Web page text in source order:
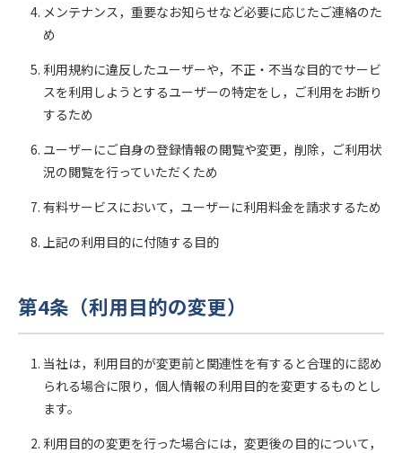
メンテナンス，重要なお知らせなど必要に応じたご連絡のた
め
利用規約に違反したユーザーや，不正・不当な目的でサービ
スを利用しようとするユーザーの特定をし，ご利用をお断り
するため
ユーザーにご自身の登録情報の閲覧や変更，削除，ご利用状
況の閲覧を行っていただくため
有料サービスにおいて，ユーザーに利用料金を請求するため
上記の利用目的に付随する目的
第4条（利用目的の変更）
当社は，利用目的が変更前と関連性を有すると合理的に認め
られる場合に限り，個人情報の利用目的を変更するものとし
ます。
利用目的の変更を行った場合には，変更後の目的について，